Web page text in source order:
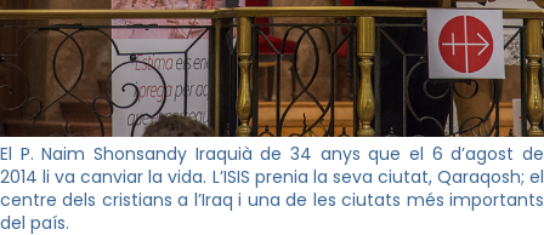
El P. Naim Shonsandy Iraquià de 34 anys que el 6 d’agost de
2014 li va canviar la vida. L’ISIS prenia la seva ciutat, Qaraqosh; el
centre dels cristians a l’Iraq i una de les ciutats més importants
del país.